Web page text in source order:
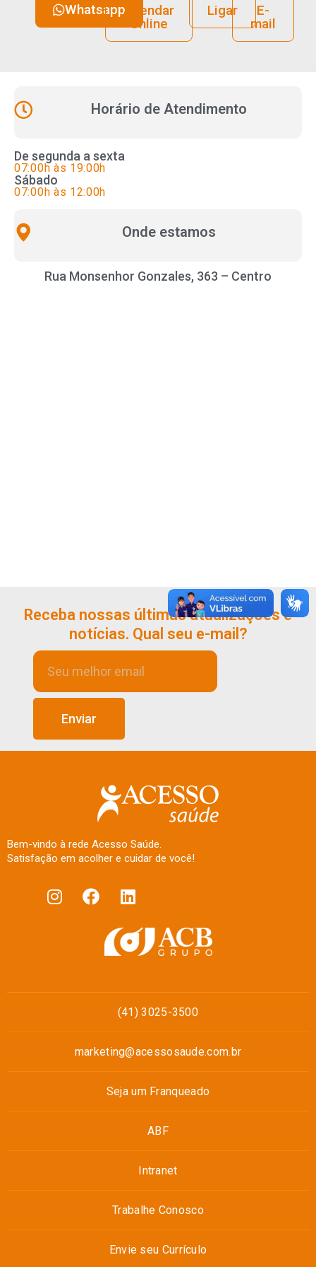
WhatsappAgendar
Online
Ligar
E-
mail
Horário de Atendimento
De segunda a sexta
07:00h às 19:00h
Sábado
07:00h às 12:00h
Onde estamos
Rua Monsenhor Gonzales, 363 – Centro
Receba nossas últimas atualizações e
notícias. Qual seu e-mail?
Enviar
Bem-vindo à rede Acesso Saúde.
Satisfação em acolher e cuidar de você!
(41) 3025-3500
marketing@acessosaude.com.br
Seja um Franqueado
ABF
Intranet
Trabalhe Conosco
Envie seu Currículo